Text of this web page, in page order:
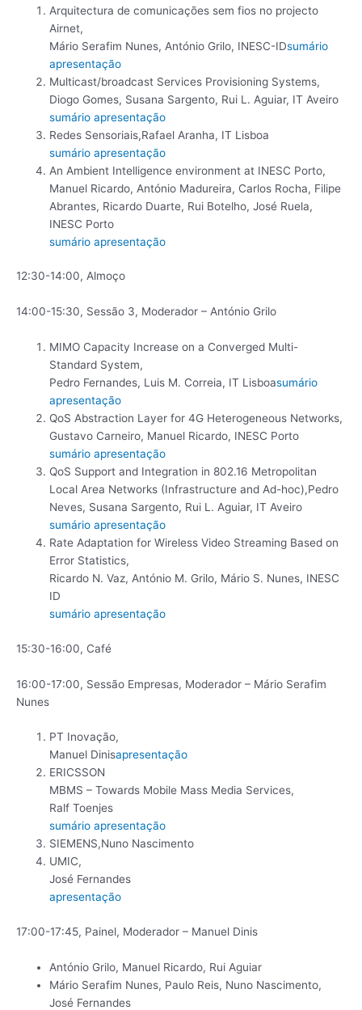
Arquitectura de comunicações sem fios no projecto
Airnet,
Mário Serafim Nunes, António Grilo, INESC-IDsumário
apresentação
Multicast/broadcast Services Provisioning Systems,
Diogo Gomes, Susana Sargento, Rui L. Aguiar, IT Aveiro
sumário apresentação
Redes Sensoriais,Rafael Aranha, IT Lisboa
sumário apresentação
An Ambient Intelligence environment at INESC Porto,
Manuel Ricardo, António Madureira, Carlos Rocha, Filipe
Abrantes, Ricardo Duarte, Rui Botelho, José Ruela,
INESC Porto
sumário apresentação
12:30-14:00, Almoço
14:00-15:30, Sessão 3, Moderador – António Grilo
MIMO Capacity Increase on a Converged Multi-
Standard System,
Pedro Fernandes, Luis M. Correia, IT Lisboasumário
apresentação
QoS Abstraction Layer for 4G Heterogeneous Networks,
Gustavo Carneiro, Manuel Ricardo, INESC Porto
sumário apresentação
QoS Support and Integration in 802.16 Metropolitan
Local Area Networks (Infrastructure and Ad-hoc),Pedro
Neves, Susana Sargento, Rui L. Aguiar, IT Aveiro
sumário apresentação
Rate Adaptation for Wireless Video Streaming Based on
Error Statistics,
Ricardo N. Vaz, António M. Grilo, Mário S. Nunes, INESC
ID
sumário apresentação
15:30-16:00, Café
16:00-17:00, Sessão Empresas, Moderador – Mário Serafim
Nunes
PT Inovação,
Manuel Dinisapresentação
ERICSSON
MBMS – Towards Mobile Mass Media Services,
Ralf Toenjes
sumário apresentação
SIEMENS,Nuno Nascimento
UMIC,
José Fernandes
apresentação
17:00-17:45, Painel, Moderador – Manuel Dinis
António Grilo, Manuel Ricardo, Rui Aguiar
Mário Serafim Nunes, Paulo Reis, Nuno Nascimento,
José Fernandes